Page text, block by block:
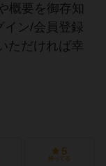
概要を御存知
イン/会員登録
ただければ幸
5
持ってる